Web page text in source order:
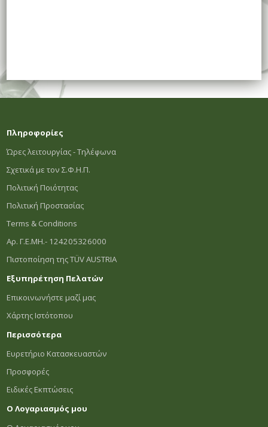
Πληροφορίες
Ώρες λειτουργίας - Τηλέφωνα
Σχετικά με τον Σ.Φ.Η.Π.
Πολιτική Ποιότητας
Πολιτική Προστασίας
Terms & Conditions
Αρ. Γ.Ε.ΜΗ.- 124205326000
Πιστοποίηση της TÜV AUSTRIA
Εξυπηρέτηση Πελατών
Επικοινωνήστε μαζί μας
Χάρτης Ιστότοπου
Περισσότερα
Ευρετήριο Κατασκευαστών
Προσφορές
Ειδικές Εκπτώσεις
Ο Λογαριασμός μου